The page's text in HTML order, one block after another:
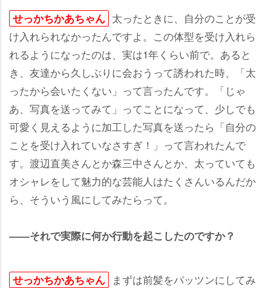
せっかちかあちゃん 太ったときに、自分のことが受
け入れられなかったんですよ。この体型を受け入れら
れるようになったのは、実は1年くらい前で。あると
き、友達から久しぶりに会おうって誘われた時、「太
ったから会いたくない」って言ったんです。「じゃ
あ、写真を送ってみて」ってことになって、少しでも
可愛く見えるように加工した写真を送ったら「自分の
ことを受け入れていなさすぎ！」って言われたんで
す。渡辺直美さんとか森三中さんとか、太っていても
オシャレをして魅力的な芸能人はたくさんいるんだか
ら、そういう風にしてみたらって。
――それで実際に何か行動を起こしたのですか？
せっかちかあちゃん まずは前髪をパッツンにしてみ